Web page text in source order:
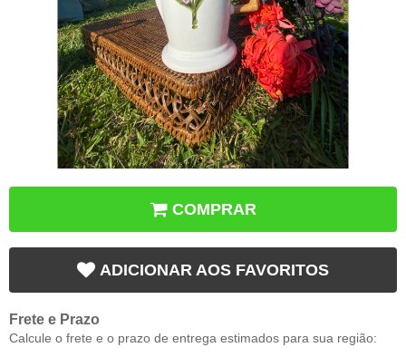
COMPRAR
ADICIONAR AOS FAVORITOS
Frete e Prazo
Calcule o frete e o prazo de entrega estimados para sua região: